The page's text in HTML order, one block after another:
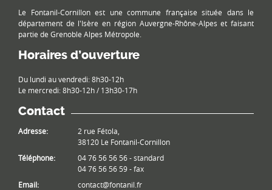
Le Fontanil-Cornillon est une commune française située dans le
département de l'Isère en région Auvergne-Rhône-Alpes et faisant
partie de Grenoble Alpes Métropole.
Horaires d’ouverture
Du lundi au vendredi: 8h30-12h
Le mercredi: 8h30-12h / 13h30-17h
Contact
Adresse:
2 rue Fétola,
38120 Le Fontanil-Cornillon
Téléphone:
04 76 56 56 56 - standard
04 76 56 56 59 - fax
Email:
contact@fontanil.fr